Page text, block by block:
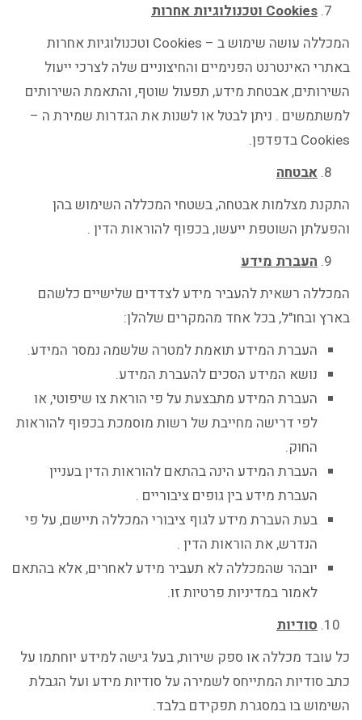
Cookies וטכנולוגיות אחרות
המכללה עושה שימוש ב – Cookies וטכנולוגיות אחרות
באתרי האינטרנט הפנימיים והחיצוניים שלה לצרכי ייעול
השירותים, אבטחת מידע, תפעול שוטף, והתאמת השירותים
למשתמשים . ניתן לבטל או לשנות את הגדרות שמירת ה –
Cookies בדפדפן.
אבטחה
התקנת מצלמות אבטחה, בשטחי המכללה השימוש בהן
והפעלתן השוטפת ייעשו, בכפוף להוראות הדין .
העברת מידע
המכללה רשאית להעביר מידע לצדדים שלישיים כלשהם
בארץ ובחו"ל, בכל אחד מהמקרים שלהלן:
העברת המידע תואמת למטרה שלשמה נמסר המידע.
נושא המידע הסכים להעברת המידע.
העברת המידע מתבצעת על פי הוראת צו שיפוטי, או
לפי דרישה מחייבת של רשות מוסמכת בכפוף להוראות
החוק.
העברת המידע הינה בהתאם להוראות הדין בעניין
העברת מידע בין גופים ציבוריים .
בעת העברת מידע לגוף ציבורי המכללה תיישם, על פי
הנדרש, את הוראות הדין .
יובהר שהמכללה לא תעביר מידע לאחרים, אלא בהתאם
לאמור במדיניות פרטיות זו.
סודיות
כל עובד מכללה או ספק שירות, בעל גישה למידע יוחתמו על
כתב סודיות המתייחס לשמירה על סודיות מידע ועל הגבלת
השימוש בו במסגרת תפקידם בלבד.